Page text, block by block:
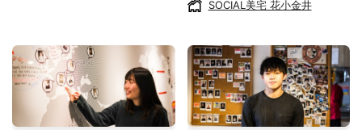
SOCIAL美宅 花小金井